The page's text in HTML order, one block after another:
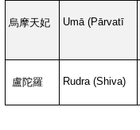
烏摩天妃 Umā (Pārvatī
盧陀羅 Rudra (Shiva)